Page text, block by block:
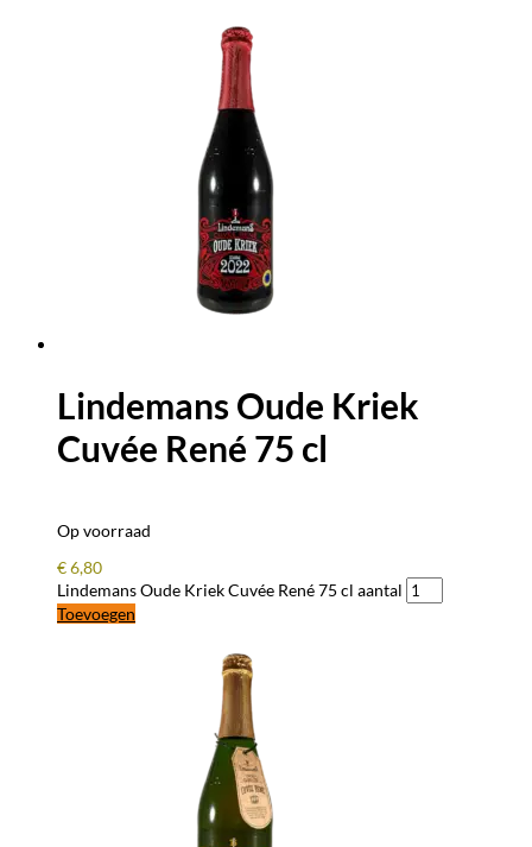
Lindemans Oude Kriek
Cuvée René 75 cl
Op voorraad
€6,80
Lindemans Oude Kriek Cuvée René 75 cl aantal
Toevoegen